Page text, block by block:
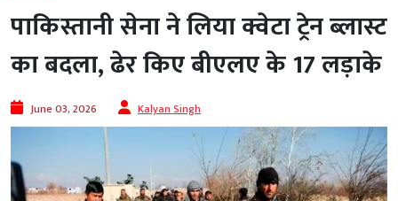
पाकिस्तानी सेना ने लिया क्वेटा ट्रेन ब्लास्ट
का बदला, ढेर किए बीएलए के 17 लड़ाके
June 03, 2026 Kalyan Singh